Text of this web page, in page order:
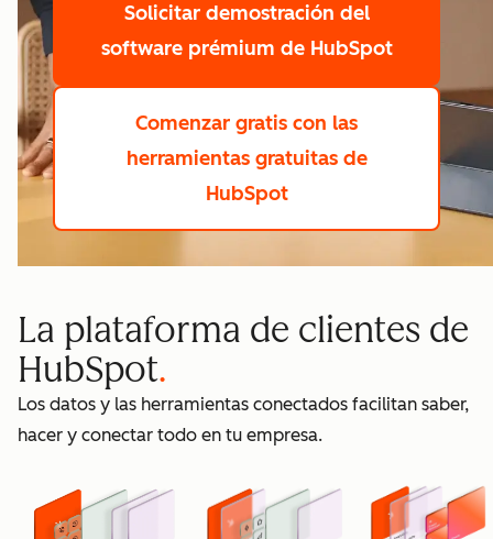
Solicitar demostración del
software prémium de HubSpot
Comenzar gratis con las
herramientas gratuitas de
HubSpot
La plataforma de clientes de
HubSpot
Los datos y las herramientas conectados facilitan saber,
hacer y conectar todo en tu empresa.